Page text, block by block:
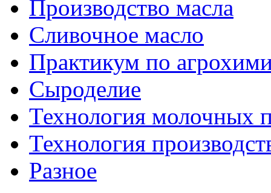
Производство масла
Сливочное масло
Практикум по
Сыроделие
Технология молочных
Технология
Разное